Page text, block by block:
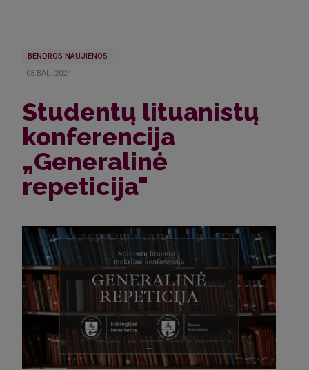
BENDROS NAUJIENOS
08.BAL..2024
Studentų lituanistų
konferencija
„Generalinė
repeticija"